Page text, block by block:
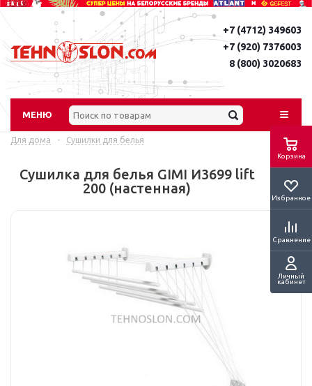
Корзина
Избранное
Сравнение
Личный
кабинет
+7 (4712) 349603
+7 (920) 7376003
8 (800) 3020683
МЕНЮ
Для дома - Сушилки для белья
Сушилка для белья GIMI И3699 lift
200 (настенная)